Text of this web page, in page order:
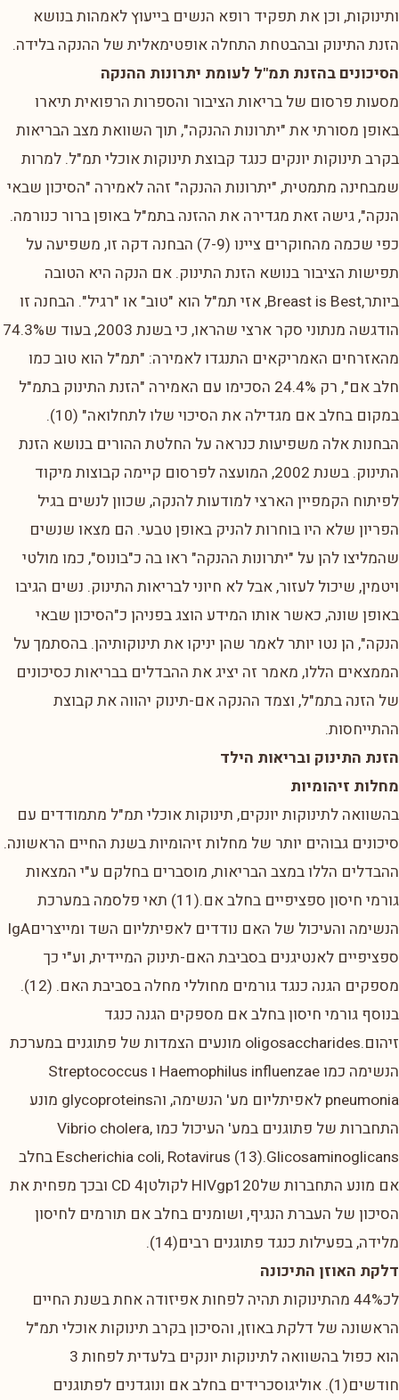
ותינוקות, וכן את תפקיד רופא הנשים בייעוץ לאמהות בנושא
הזנת התינוק ובהבטחת התחלה אופטימאלית של ההנקה בלידה.
הסיכונים בהזנת תמ"ל לעומת יתרונות ההנקה
מסעות פרסום של בריאות הציבור והספרות הרפואית תיארו
באופן מסורתי את "יתרונות ההנקה", תוך השוואת מצב הבריאות
בקרב תינוקות יונקים כנגד קבוצת תינוקות אוכלי תמ"ל. למרות
שמבחינה מתמטית, "יתרונות ההנקה" זהה לאמירה "הסיכון שבאי
הנקה", גישה זאת מגדירה את ההזנה בתמ"ל באופן ברור כנורמה.
כפי שכמה מהחוקרים ציינו (7-9) הבחנה דקה זו, משפיעה על
תפישות הציבור בנושא הזנת התינוק. אם הנקה היא הטובה
ביותר,Breast is Best, אזי תמ"ל הוא "טוב" או "רגיל". הבחנה זו
הודגשה מנתוני סקר ארצי שהראו, כי בשנת 2003, בעוד ש74.3%
מהאזרחים האמריקאים התנגדו לאמירה: "תמ"ל הוא טוב כמו
חלב אם", רק 24.4% הסכימו עם האמירה "הזנת התינוק בתמ"ל
במקום בחלב אם מגדילה את הסיכוי שלו לתחלואה" (10).
הבחנות אלה משפיעות כנראה על החלטת ההורים בנושא הזנת
התינוק. בשנת 2002, המועצה לפרסום קיימה קבוצות מיקוד
לפיתוח הקמפיין הארצי למודעות להנקה, שכוון לנשים בגיל
הפריון שלא היו בוחרות להניק באופן טבעי. הם מצאו שנשים
שהמליצו להן על "יתרונות ההנקה" ראו בה כ"בונוס", כמו מולטי
ויטמין, שיכול לעזור, אבל לא חיוני לבריאות התינוק. נשים הגיבו
באופן שונה, כאשר אותו המידע הוצג בפניהן כ"הסיכון שבאי
הנקה", הן נטו יותר לאמר שהן יניקו את תינוקותיהן. בהסתמך על
הממצאים הללו, מאמר זה יציג את ההבדלים בבריאות כסיכונים
של הזנה בתמ"ל, וצמד ההנקה אם-תינוק יהווה את קבוצת
ההתייחסות.
הזנת התינוק ובריאות הילד
מחלות זיהומיות
בהשוואה לתינוקות יונקים, תינוקות אוכלי תמ"ל מתמודדים עם
סיכונים גבוהים יותר של מחלות זיהומיות בשנת החיים הראשונה.
ההבדלים הללו במצב הבריאות, מוסברים בחלקם ע"י המצאות
גורמי חיסון ספציפיים בחלב אם.(11) תאי פלסמה במערכת
הנשימה והעיכול של האם נודדים לאפיתליום השד ומייצריםIgA
ספציפיים לאנטיגנים בסביבת האם-תינוק המיידית, וע"י כך
מספקים הגנה כנגד גורמים מחוללי מחלה בסביבת האם. (12).
בנוסף גורמי חיסון בחלב אם מספקים הגנה כנגד
זיהום.oligosaccharides מונעים הצמדות של פתוגנים במערכת
הנשימה כמו Haemophilus influenzae ו Streptococcus
pneumonia לאפיתליום מע' הנשימה, והglycoproteins מונע
התחברות של פתוגנים במע' העיכול כמו Vibrio cholera,
Escherichia coli, Rotavirus (13).Glicosaminoglicans בחלב
אם מונע התחברות שלHIVgp120 לקולטןCD 4 ובכך מפחית את
הסיכון של העברת הנגיף, ושומנים בחלב אם תורמים לחיסון
מלידה, בפעילות כנגד פתוגנים רבים(14).
דלקת האוזן התיכונה
לכ44% מהתינוקות תהיה לפחות אפיזודה אחת בשנת החיים
הראשונה של דלקת באוזן, והסיכון בקרב תינוקות אוכלי תמ"ל
הוא כפול בהשוואה לתינוקות יונקים בלעדית לפחות 3
חודשים(1). אוליגוסכרידים בחלב אם ונוגדנים לפתוגנים